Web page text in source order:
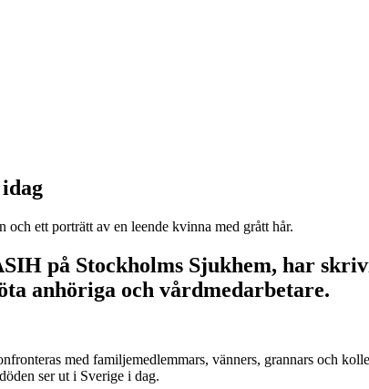
på Stockholms Sjukhem, har
anhöriga och vårdmedarbetare.
med familjemedlemmars, vänners, grannars och
ser ut i Sverige i dag.